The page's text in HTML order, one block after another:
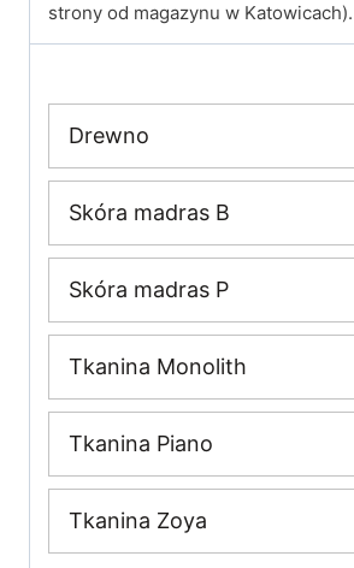
strony od magazynu w Katowicach).
Drewno
Skóra madras B
Skóra madras P
Tkanina Monolith
Tkanina Piano
Tkanina Zoya